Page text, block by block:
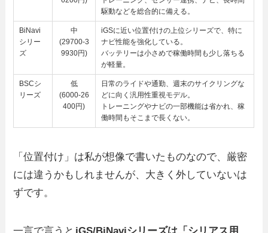
駆動などを総合的に備える。
BiNavi
シリー
ズ
中
(29700-3
9930円)
iGSに近い位置付けの上位シリーズで、特に
ナビ性能を強化している。
バッテリーは小さめで稼働時間も少し落ちる
が軽量。
BSCシ
リーズ
低
(6000-26
400円)
日常のライドや通勤、週末のサイクリングな
どに向く汎用性重視モデル。
トレーニングやナビの一部機能は省かれ、稼
働時間もそこまで長くない。
「位置付け」は私が想像で書いたものなので、厳密
には違うかもしれませんが、大きく外していないは
ずです。